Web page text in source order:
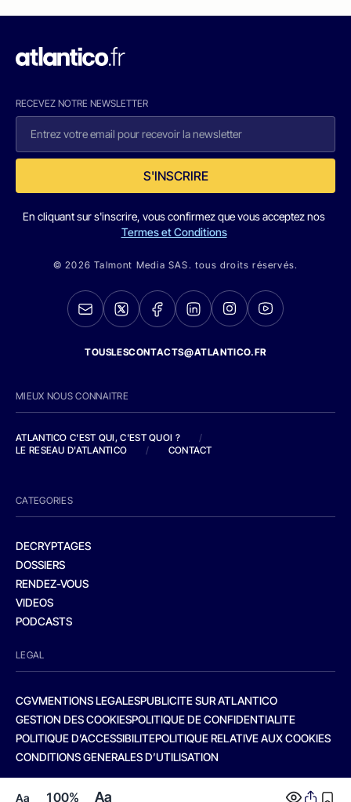
Aa 100% Aa
RECEVEZ NOTRE NEWSLETTER
S'INSCRIRE
En cliquant sur s'inscrire, vous confirmez que vous acceptez nos
Termes et Conditions
© 2026 Talmont Media SAS. tous droits réservés.
TOUSLESCONTACTS@ATLANTICO.FR
MIEUX NOUS CONNAITRE
ATLANTICO C'EST QUI, C'EST QUOI ?
/
LE RESEAU D'ATLANTICO
/ CONTACT
CATEGORIES
DECRYPTAGES
DOSSIERS
RENDEZ-VOUS
VIDEOS
PODCASTS
LEGAL
CGVMENTIONS LEGALESPUBLICITE SUR ATLANTICO
GESTION DES COOKIESPOLITIQUE DE CONFIDENTIALITE
POLITIQUE D’ACCESSIBILITEPOLITIQUE RELATIVE AUX COOKIES
CONDITIONS GENERALES D’UTILISATION